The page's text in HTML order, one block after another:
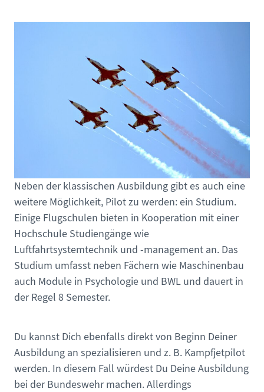
Neben der klassischen Ausbildung gibt es auch eine
weitere Möglichkeit, Pilot zu werden: ein Studium.
Einige Flugschulen bieten in Kooperation mit einer
Hochschule Studiengänge wie
Luftfahrtsystemtechnik und -management an. Das
Studium umfasst neben Fächern wie Maschinenbau
auch Module in Psychologie und BWL und dauert in
der Regel 8 Semester.
Du kannst Dich ebenfalls direkt von Beginn Deiner
Ausbildung an spezialisieren und z. B. Kampfjetpilot
werden. In diesem Fall würdest Du Deine Ausbildung
bei der Bundeswehr machen. Allerdings